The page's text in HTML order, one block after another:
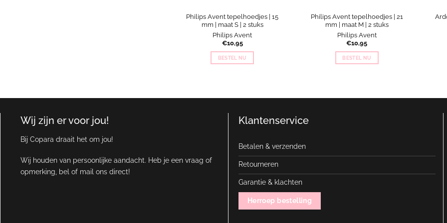
Philips Avent tepelhoedjes | 15
mm | maat S | 2 stuks
Philips Avent
€10,95
BESTEL NU
Philips Avent tepelhoedjes | 21
mm | maat M | 2 stuks
Philips Avent
€10,95
BESTEL NU
Wij zijn er voor jou!
Bij Copara draait het om jou!
Wij houden van persoonlijke aandacht. Heb je een vraag of
opmerking, bel of mail ons direct!
Klantenservice
Betalen & verzenden
Retourneren
Garantie & klachten
Herroep bestelling